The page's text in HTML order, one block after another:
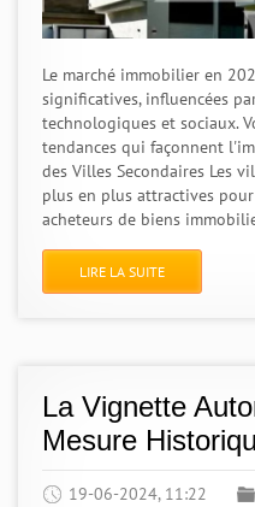
Le marché immobilier en
significatives, influencées
technologiques et sociaux.
tendances qui façonnent
des Villes Secondaires Les
plus en plus attractives
acheteurs de biens
LIRE LA SUITE
La Vignette
Mesure
19-06-2024, 11:22